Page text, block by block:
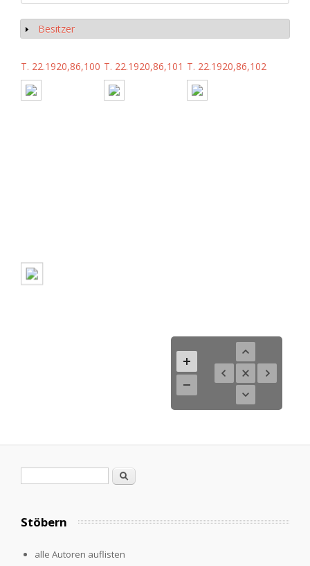
Anzeigen
Besitzer
T. 22.1920,86,100 T. 22.1920,86,101 T. 22.1920,86,102
Suche
Stöbern
alle Autoren auflisten